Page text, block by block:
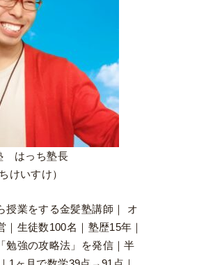
はっち塾長
けいすけ）
授業をする金髪塾講師｜ オ
｜生徒数100名｜塾歴15年｜
勉強の攻略法」を発信｜半